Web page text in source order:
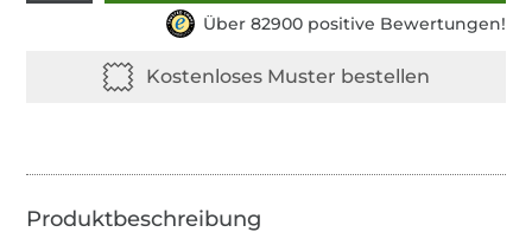
Über 82900 positive Bewertungen!